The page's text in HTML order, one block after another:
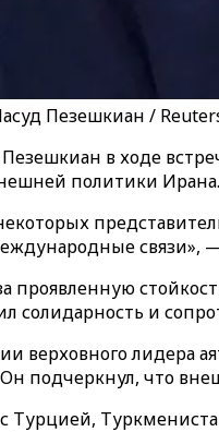
Пезешкиан /
в ходе
политики
связи»,
проявленную
солидарность и
верховного лидера
Он подчеркнул, что